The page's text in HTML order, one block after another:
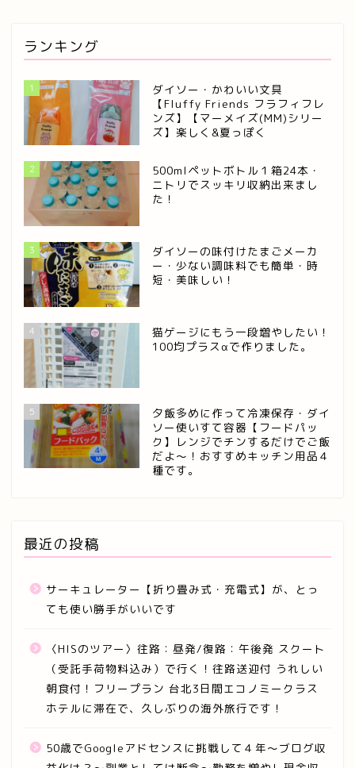
ランキング
1
ダイソー・かわいい文具
【Fluffy Friends フラフィフレ
ンズ】【マーメイズ(MM)シリー
ズ】楽しく&夏っぽく
2
500mlペットボトル１箱24本・
ニトリでスッキリ収納出来まし
た！
3
ダイソーの味付けたまごメーカ
ー・少ない調味料でも簡単・時
短・美味しい！
4
猫ゲージにもう一段増やしたい！
100均プラスαで作りました。
5
夕飯多めに作って冷凍保存・ダイ
ソー使いすて容器【フードパッ
ク】レンジでチンするだけでご飯
だよ～！おすすめキッチン用品４
種です。
最近の投稿
サーキュレーター【折り畳み式・充電式】が、とっ
ても使い勝手がいいです
〈HISのツアー〉往路：昼発/復路：午後発 スクート
（受託手荷物料込み）で行く！往路送迎付 うれしい
朝食付！フリープラン 台北3日間エコノミークラス
ホテルに滞在で、久しぶりの海外旅行です！
50歳でGoogleアドセンスに挑戦して４年～ブログ収